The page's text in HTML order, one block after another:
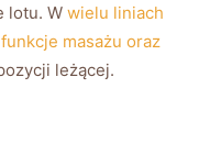
‌lotu. W wielu liniach
masażu oraz
leżącej.